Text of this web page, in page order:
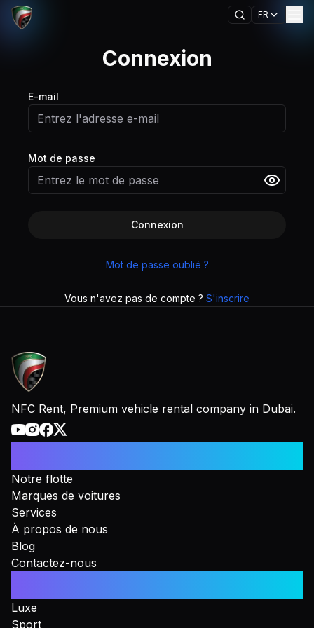
FR
Connexion
E-mail
Mot de passe
Connexion
Mot de passe oublié ?
Vous n'avez pas de compte ? S'inscrire
NFC Rent, Premium vehicle rental company in Dubai.
Notre flotte
Marques de voitures
Services
À propos de nous
Blog
Contactez-nous
Luxe
Sport